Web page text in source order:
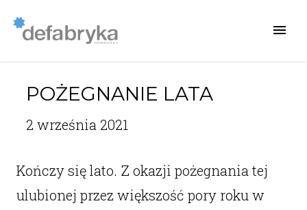
POŻEGNANIE LATA
2 września 2021
Kończy się lato. Z okazji pożegnania tej
ulubionej przez większość pory roku w